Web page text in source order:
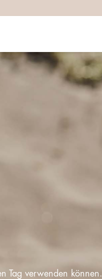
Tag verwenden können.